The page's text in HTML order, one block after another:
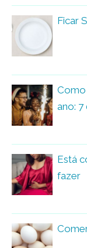
Ficar
Como
ano: 7
Está
fazer